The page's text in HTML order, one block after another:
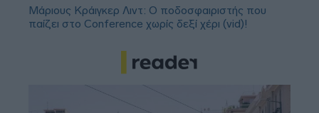
Μάριους Κράιγκερ Λιντ: Ο ποδοσφαιριστής που
παίζει στο Conference χωρίς δεξί χέρι (vid)!